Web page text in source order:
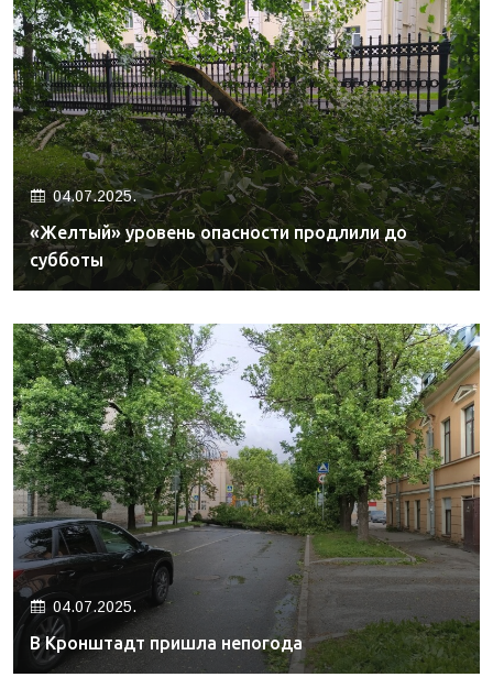
04.07.2025.
«Желтый» уровень опасности продлили до
субботы
04.07.2025.
В Кронштадт пришла непогода